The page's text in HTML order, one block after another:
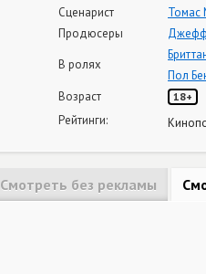
Сценарист
Томас
Продюсеры
В ролях
Пол
Возраст
18+
Рейтинги:
Смотреть без рекламы